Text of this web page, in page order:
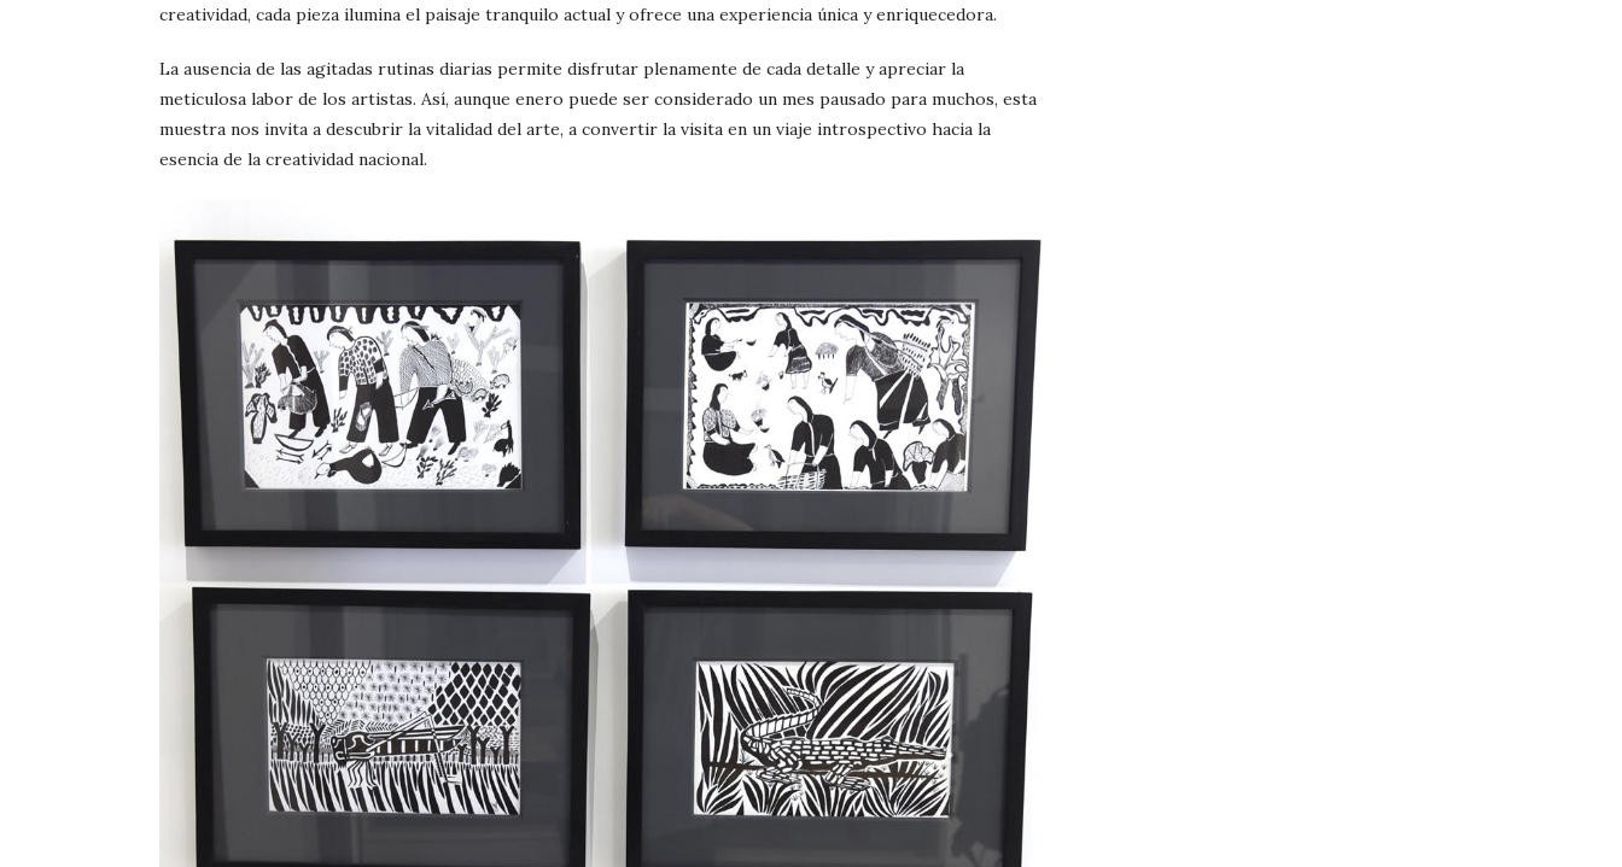
creatividad, cada pieza ilumina el paisaje tranquilo actual y ofrece una experiencia única y enriquecedora.
La ausencia de las agitadas rutinas diarias permite disfrutar plenamente de cada detalle y apreciar la
meticulosa labor de los artistas. Así, aunque enero puede ser considerado un mes pausado para muchos, esta
muestra nos invita a descubrir la vitalidad del arte, a convertir la visita en un viaje introspectivo hacia la
esencia de la creatividad nacional.